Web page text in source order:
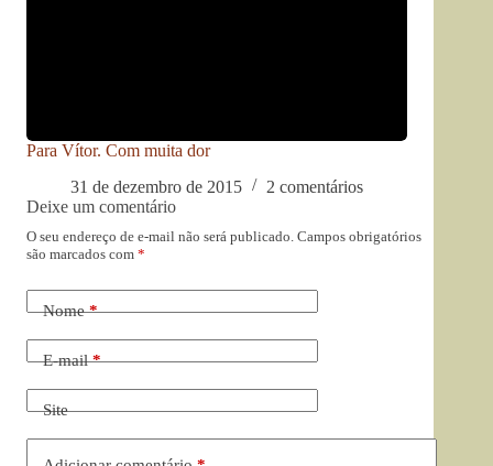
Para Vítor. Com muita dor
31 de dezembro de 2015
2 comentários
Deixe um comentário
O seu endereço de e-mail não será publicado. Campos obrigatórios
são marcados com *
Nome*
E-mail*
Site